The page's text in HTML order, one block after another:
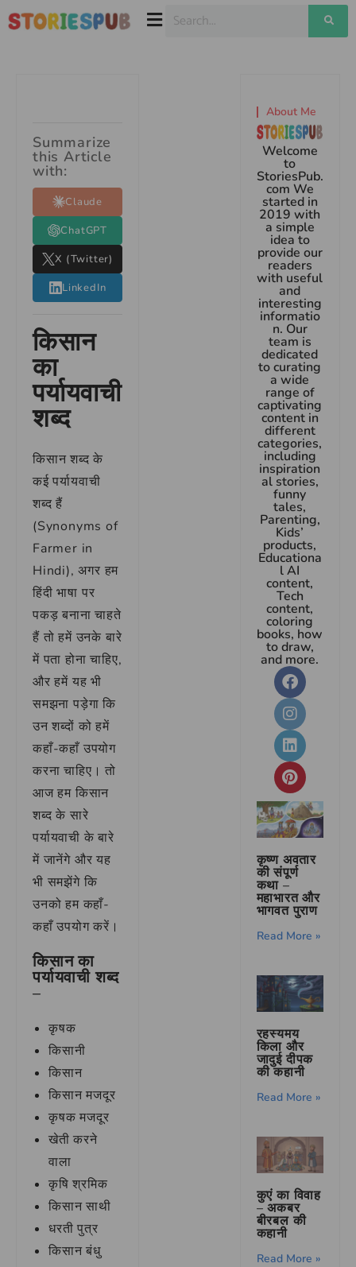
Summarize
this Article
with:
Claude
ChatGPT
X (Twitter)
LinkedIn
किसान
का
पर्यायवाची
शब्द
किसान शब्द के
कई पर्यायवाची
शब्द हैं
(Synonyms of
Farmer in
Hindi), अगर हम
हिंदी भाषा पर
पकड़ बनाना चाहते
हैं तो हमें उनके बारे
में पता होना चाहिए,
और हमें यह भी
समझना पड़ेगा कि
उन शब्दों को हमें
कहाँ-कहाँ उपयोग
करना चाहिए। तो
आज हम किसान
शब्द के सारे
पर्यायवाची के बारे
में जानेंगे और यह
भी समझेंगे कि
उनको हम कहाँ-
कहाँ उपयोग करें।
किसान का
पर्यायवाची शब्द
–
कृषक
किसानी
किसान
किसान मजदूर
कृषक मजदूर
खेती करने
वाला
कृषि श्रमिक
किसान साथी
धरती पुत्र
किसान बंधु
About Me
Welcome
to
StoriesPub.
com We
started in
2019 with
a simple
idea to
provide our
readers
with useful
and
interesting
informatio
n. Our
team is
dedicated
to curating
a wide
range of
captivating
content in
different
categories,
including
inspiration
al stories,
funny
tales,
Parenting,
Kids’
products,
Educationa
l AI
content,
Tech
content,
coloring
books, how
to draw,
and more.
कृष्ण अवतार
की संपूर्ण
कथा –
महाभारत और
भागवत पुराण
Read More »
रहस्यमय
किला और
जादुई दीपक
की कहानी
Read More »
कुएं का विवाह
– अकबर
बीरबल की
कहानी
Read More »